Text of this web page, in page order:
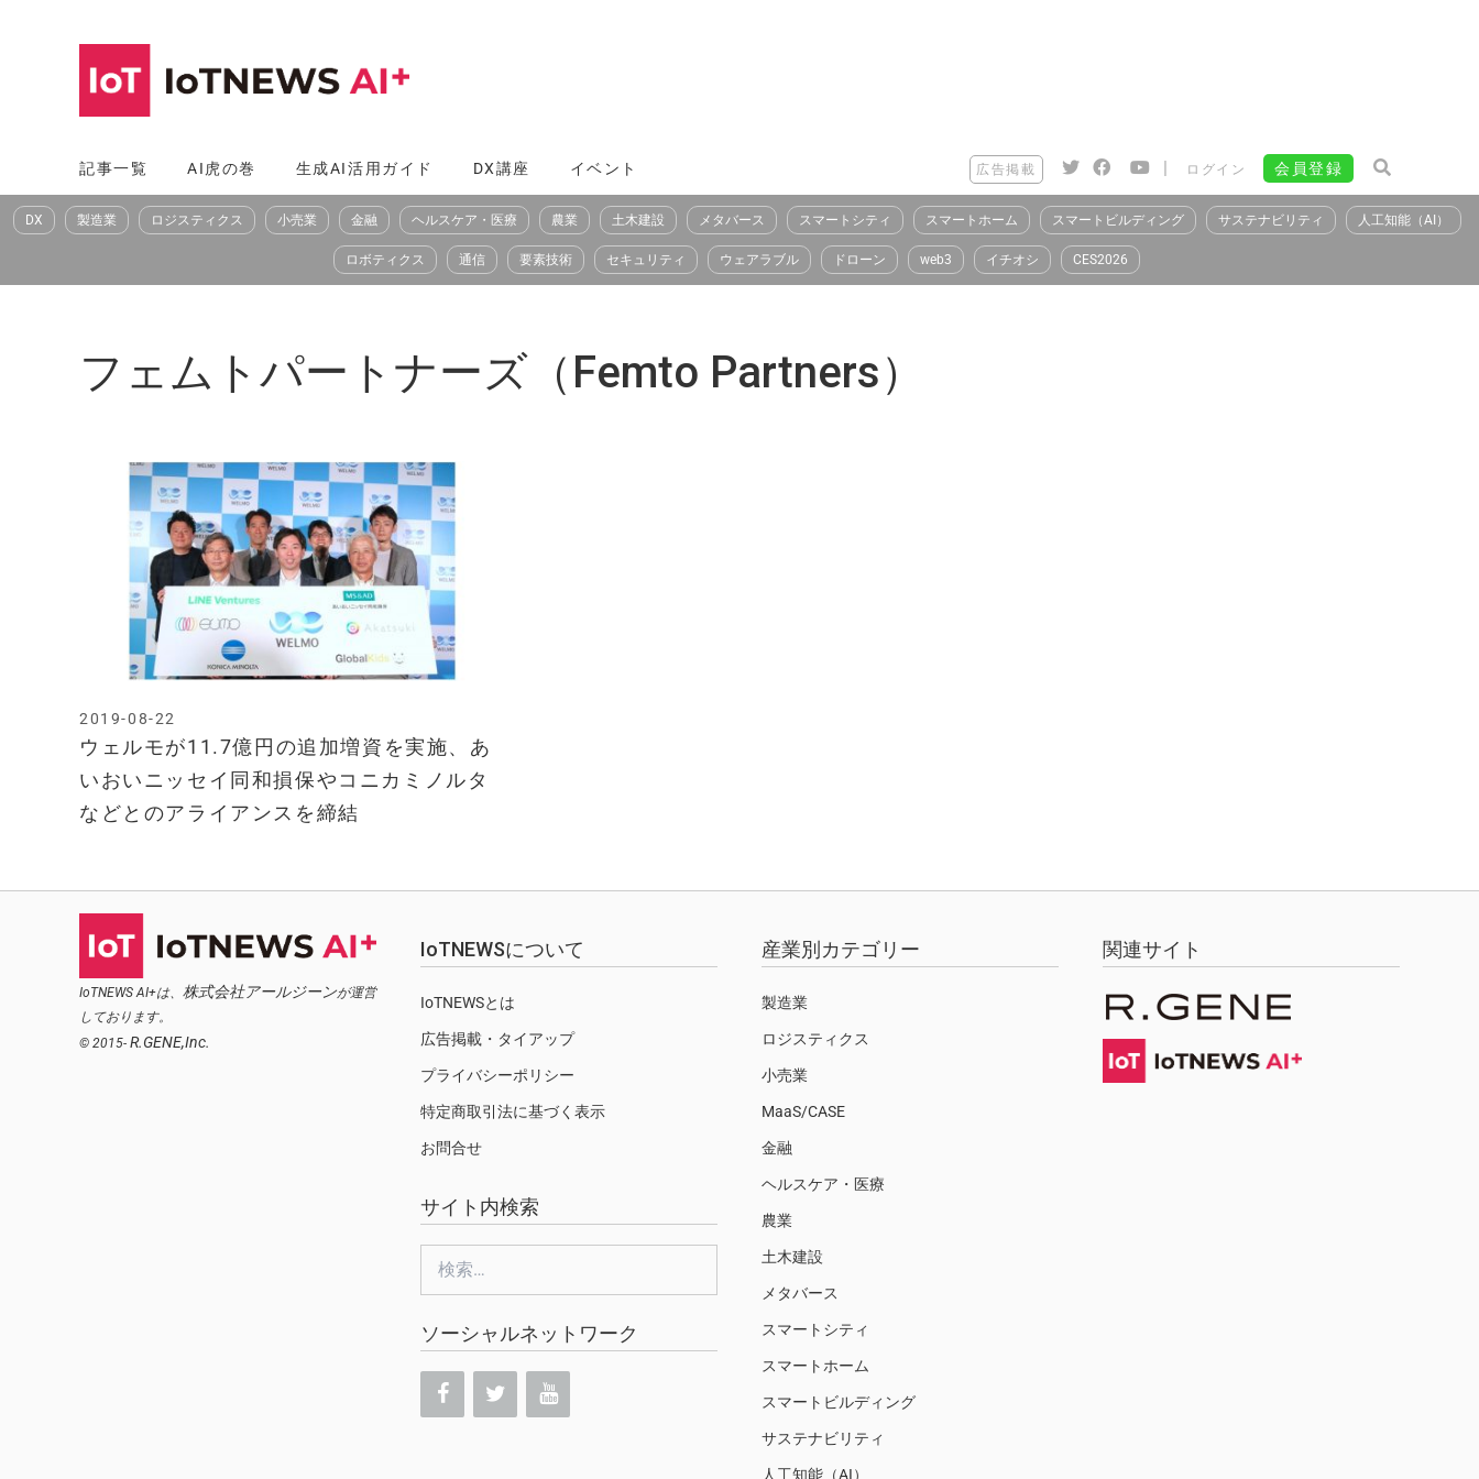
へ
ス
記事一覧 AI虎の巻 生成AI活用ガイド DX講座 イベント 広告掲載 | ログイン 会員登録
DX 製造業 ロジスティクス 小売業 金融 ヘルスケア・医療 農業 土木建設 メタバース スマートシティ スマートホーム スマートビルディング サステナビリティ 人工知能（AI）
ロボティクス 通信 要素技術 セキュリティ ウェアラブル ドローン web3 イチオシ CES2026
フェムトパートナーズ（Femto Partners）
ウェルモが11.7億円の追加増資を実施、あ
いおいニッセイ同和損保やコニカミノルタ
などとのアライアンスを締結
2019-08-22
IoTNEWS AI+は、 株式会社アールジーンが運営
しております。
© 2015- R.GENE,Inc.
IoTNEWSについて
IoTNEWSとは
広告掲載・タイアップ
プライバシーポリシー
特定商取引法に基づく表示
お問合せ
サイト内検索
ソーシャルネットワーク
産業別カテゴリー
製造業
ロジスティクス
小売業
MaaS/CASE
金融
ヘルスケア・医療
農業
土木建設
メタバース
スマートシティ
スマートホーム
スマートビルディング
サステナビリティ
人工知能（AI）
関連サイト